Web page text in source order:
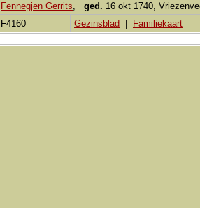
Fennegjen Gerrits, ged. 16 okt 1740,
F4160 Gezinsblad Familiekaart